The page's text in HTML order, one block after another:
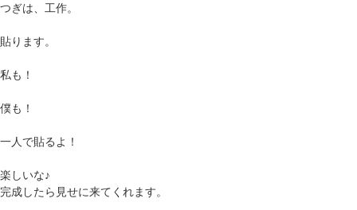
つぎは、工作。
貼ります。
私も！
僕も！
一人で貼るよ！
楽しいな♪
完成したら見せに来てくれます。